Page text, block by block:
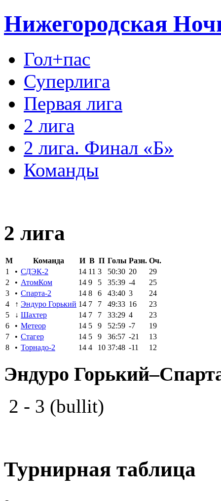
Нижегородская
Гол+пас
Суперлига
Первая лига
2 лига
2 лига. Финал «Б»
Команды
2 лига
M Команда И В П Голы Разн. Оч.
1
• СДЭК-2 14 11 3 50:30 20
29
2
• АтомКом 14 9 5 35:39 -4
25
3
• Спарта-2 14 8 6 43:40 3
24
4
↑ Эндуро Горький 14 7 7 49:33 16
23
5
↓ Шахтер 14 7 7 33:29 4
23
6
• Метеор 14 5 9 52:59 -7
19
7
• Стагер 14 5 9 36:57 -21
13
8
• Торнадо-2 14 4 10 37:48 -11 12
Эндуро
2 - 3 (bullit)
Турнирная таблица